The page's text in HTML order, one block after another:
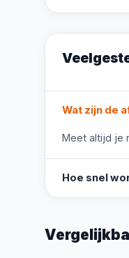
Wat zijn de
Meet altijd je
Hoe snel